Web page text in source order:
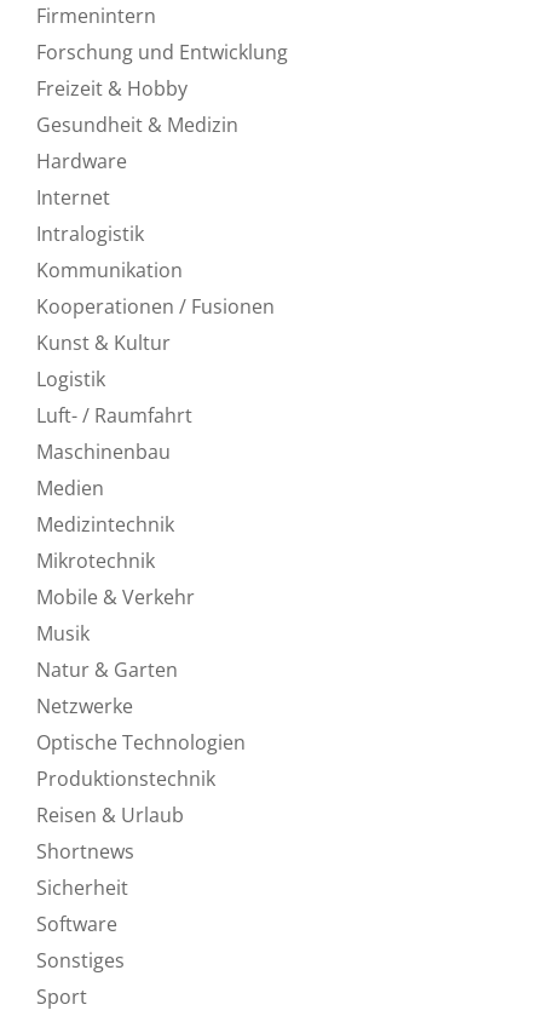
Firmenintern
Forschung und Entwicklung
Freizeit & Hobby
Gesundheit & Medizin
Hardware
Internet
Intralogistik
Kommunikation
Kooperationen / Fusionen
Kunst & Kultur
Logistik
Luft- / Raumfahrt
Maschinenbau
Medien
Medizintechnik
Mikrotechnik
Mobile & Verkehr
Musik
Natur & Garten
Netzwerke
Optische Technologien
Produktionstechnik
Reisen & Urlaub
Shortnews
Sicherheit
Software
Sonstiges
Sport